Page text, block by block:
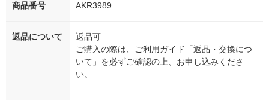
商品番号 AKR3989
返品について
返品可
ご購入の際は、ご利用ガイド「返品・交換につ
いて」を必ずご確認の上、お申し込みくださ
い。